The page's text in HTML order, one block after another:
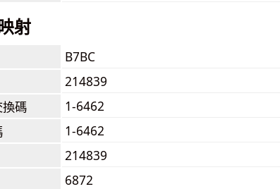
射
B7BC
214839
碼
1-6462
1-6462
214839
6872